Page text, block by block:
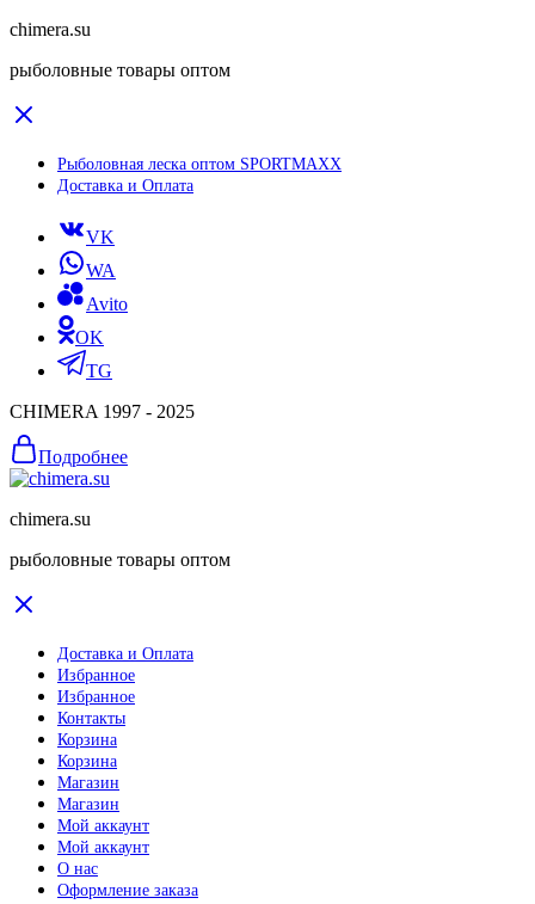
chimera.su
рыболовные товары оптом
Рыболовная леска оптом SPORTMAXX
Доставка и Оплата
VK
WA
Avito
OK
TG
CHIMERA 1997 - 2025
Подробнее
chimera.su
рыболовные товары оптом
Доставка и Оплата
Избранное
Избранное
Контакты
Корзина
Корзина
Магазин
Магазин
Мой аккаунт
Мой аккаунт
О нас
Оформление заказа